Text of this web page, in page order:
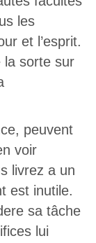
les
et l’esprit.
la sorte sur
peuvent
voir
livrez a un
est inutile.
sa tâche
lui